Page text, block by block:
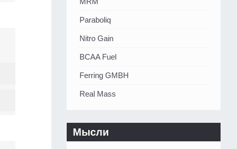
Paraboliq
Nitro Gain
BCAA Fuel
Ferring GMBH
Real Mass
Мысли